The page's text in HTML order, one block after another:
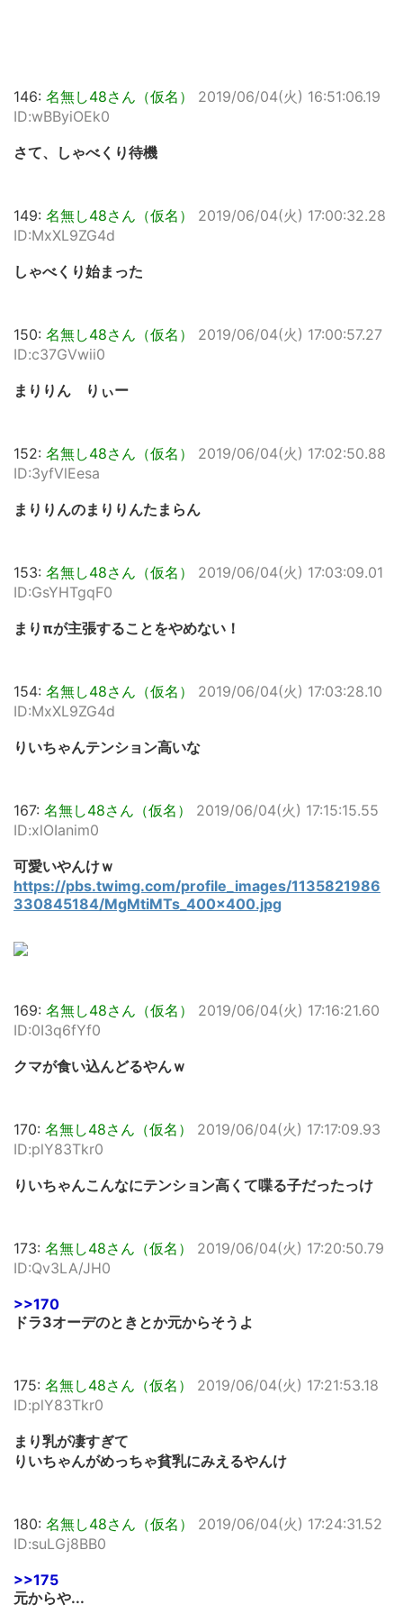
146: 名無し48さん（仮名）
2019/06/04(火) 16:51:06.19
ID:wBByiOEk0
さて、しゃべくり待機
149: 名無し48さん（仮名）
2019/06/04(火) 17:00:32.28
ID:MxXL9ZG4d
しゃべくり始まった
150: 名無し48さん（仮名）
2019/06/04(火) 17:00:57.27
ID:c37GVwii0
まりりん りぃー
152: 名無し48さん（仮名）
2019/06/04(火) 17:02:50.88
ID:3yfVlEesa
まりりんのまりりんたまらん
153: 名無し48さん（仮名）
2019/06/04(火) 17:03:09.01
ID:GsYHTgqF0
まりπが主張することをやめない！
154: 名無し48さん（仮名）
2019/06/04(火) 17:03:28.10
ID:MxXL9ZG4d
りいちゃんテンション高いな
167: 名無し48さん（仮名）
2019/06/04(火) 17:15:15.55
ID:xlOIanim0
可愛いやんけｗ
https://pbs.twimg.com/profile_images/1135821986
330845184/MgMtiMTs_400x400.jpg
169: 名無し48さん（仮名）
2019/06/04(火) 17:16:21.60
ID:0I3q6fYf0
クマが食い込んどるやんｗ
170: 名無し48さん（仮名）
2019/06/04(火) 17:17:09.93
ID:plY83Tkr0
りいちゃんこんなにテンション高くて喋る子だったっけ
173: 名無し48さん（仮名）
2019/06/04(火) 17:20:50.79
ID:Qv3LA/JH0
>>170
ドラ3オーデのときとか元からそうよ
175: 名無し48さん（仮名）
2019/06/04(火) 17:21:53.18
ID:plY83Tkr0
まり乳が凄すぎて
りいちゃんがめっちゃ貧乳にみえるやんけ
180: 名無し48さん（仮名）
2019/06/04(火) 17:24:31.52
ID:suLGj8BB0
>>175
元からや...